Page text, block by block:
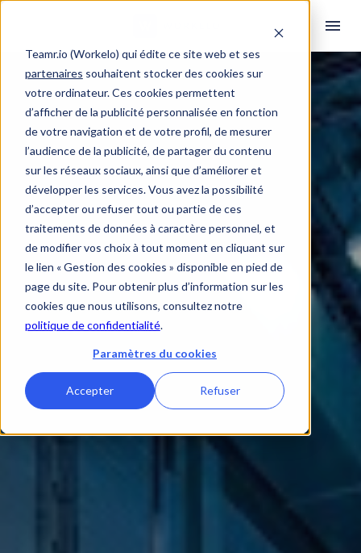
Teamr.io (Workelo) qui édite ce site web et ses
partenaires souhaitent stocker des cookies sur
votre ordinateur. Ces cookies permettent
d’afficher de la publicité personnalisée en fonction
de votre navigation et de votre profil, de mesurer
l’audience de la publicité, de partager du contenu
sur les réseaux sociaux, ainsi que d’améliorer et
développer les services. Vous avez la possibilité
d’accepter ou refuser tout ou partie de ces
traitements de données à caractère personnel, et
de modifier vos choix à tout moment en cliquant sur
le lien « Gestion des cookies » disponible en pied de
page du site. Pour obtenir plus d’information sur les
cookies que nous utilisons, consultez notre
politique de confidentialité.
Paramètres du cookies
Accepter Refuser